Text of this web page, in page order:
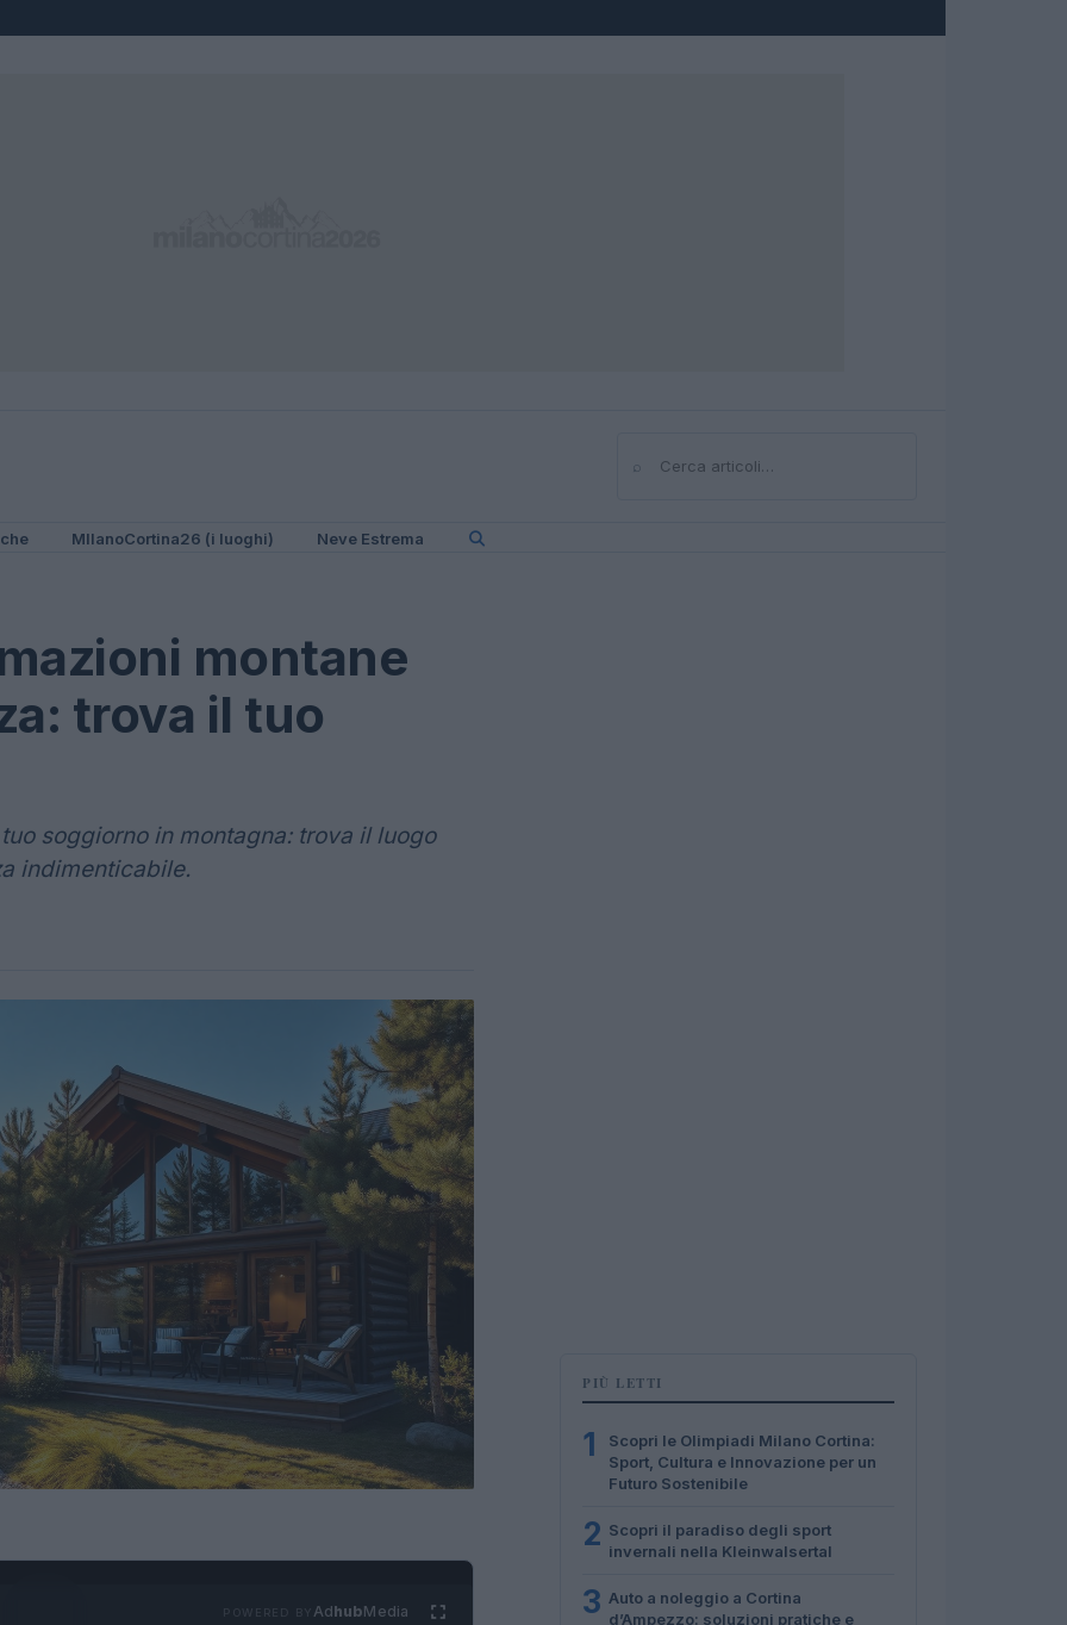
⌕Cerca
MIlanoCortina26 (i luoghi) Neve Estrema
montane
trova il tuo
soggiorno in montagna: trova il luogo
indimenticabile.
AdhubMedia
PIÙ LETTI
1
Scopri le Olimpiadi Milano Cortina:
Sport, Cultura e Innovazione per un
Futuro Sostenibile
2 Scopri il paradiso degli sport
invernali nella Kleinwalsertal
3 Auto a noleggio a Cortina
d’Ampezzo: soluzioni pratiche e